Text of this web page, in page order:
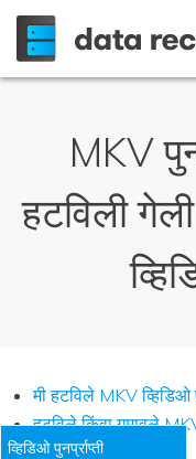
MKV
हटविली
मी हटविले MKV व्हिडिओ
हटविले किंवा गमावले MKV
व्हिडिओ पुनर्प्राप्ती